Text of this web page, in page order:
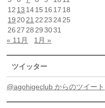
12 13 1415 16 17 18
19 2021 22 23 2425
26 27 28 29 3031
« 11月
1月 »
ツイッター
@agohigeclub からのツイート